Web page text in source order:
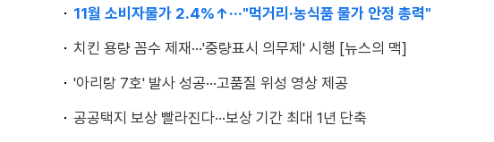
11월 소비자물가 2.4%↑···"먹거리·농식품 물가 안정 총력"
치킨 용량 꼼수 제재···'중량표시 의무제' 시행 [뉴스의 맥]
'아리랑 7호' 발사 성공···고품질 위성 영상 제공
공공택지 보상 빨라진다···보상 기간 최대 1년 단축